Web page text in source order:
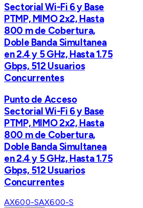
Sectorial Wi-Fi 6 y Base
PTMP, MIMO 2x2, Hasta
800 m de Cobertura,
Doble Banda Simultanea
en 2.4 y 5 GHz, Hasta 1.75
Gbps, 512 Usuarios
Concurrentes
Punto de Acceso
Sectorial Wi-Fi 6 y Base
PTMP, MIMO 2x2, Hasta
800 m de Cobertura,
Doble Banda Simultanea
en 2.4 y 5 GHz, Hasta 1.75
Gbps, 512 Usuarios
Concurrentes
AX600-SAX600-S